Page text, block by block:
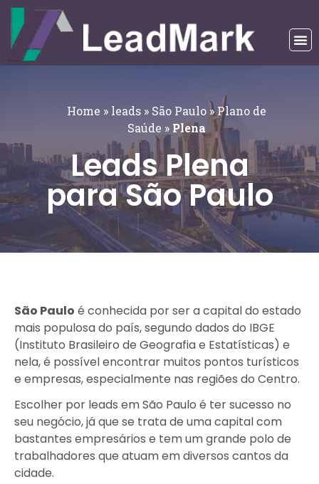
Home » leads » São Paulo »Plano de
Saúde » Plena
Leads Plena
para São Paulo
São Paulo é conhecida por ser a capital do estado
mais populosa do país, segundo dados do IBGE
(Instituto Brasileiro de Geografia e Estatísticas) e
nela, é possível encontrar muitos pontos turísticos
e empresas, especialmente nas regiões do Centro.
Escolher por leads em São Paulo é ter sucesso no
seu negócio, já que se trata de uma capital com
bastantes empresários e tem um grande polo de
trabalhadores que atuam em diversos cantos da
cidade.